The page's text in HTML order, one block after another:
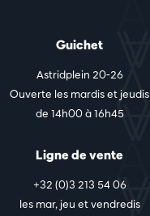
Guichet
Astridplein 20-26
Ouverte les mardis et jeudis
de 14h00 à 16h45
Ligne de vente
+32 (0)3 213 54 06
les mar, jeu et vendredis